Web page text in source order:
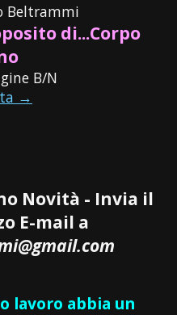
Beltrammi
di...Corpo
B/N
→
Novità - Invia il
E-mail a
lavoro abbia un